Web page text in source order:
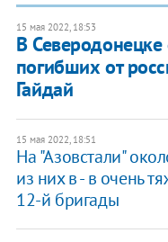
15 мая 2022, 18:53
В
погибших от
Гайдай
15 мая 2022, 18:51
На "Азовстали"
из них в - в очень
12-й бригады